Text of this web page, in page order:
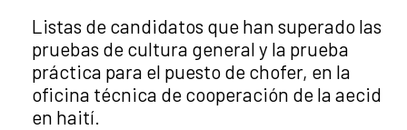
Título del anuncio:
Listas de candidatos que han superado las
pruebas de cultura general y la prueba
práctica para el puesto de chofer, en la
oficina técnica de cooperación de la aecid
en haití.